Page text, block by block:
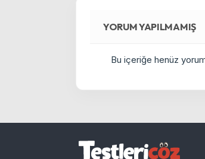
YORUM YAPILMAMIŞ
Bu içeriğe henüz